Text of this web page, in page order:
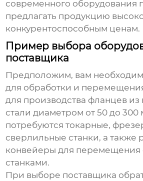
современного оборудования
предлагать продукцию
конкурентоспособным ценам.
Пример выбора
поставщика
Предположим, вам
для обработки и
для производства фланцев
стали диаметром от 50 до
потребуются токарные,
сверлильные станки, а также
конвейеры для
станками.
При выборе поставщика